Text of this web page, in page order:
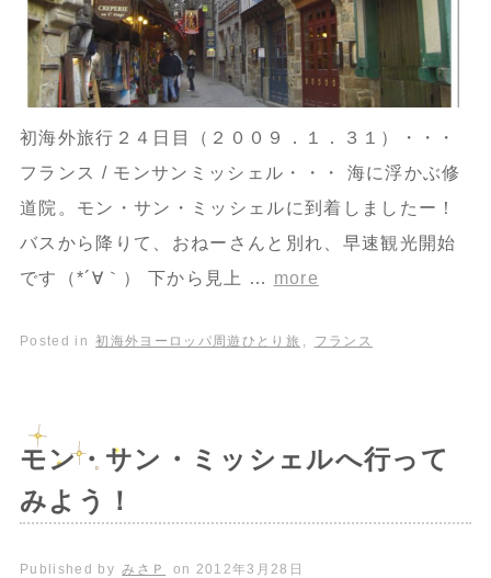
初海外旅行２４日目（２００９．１．３１）・・・
フランス / モンサンミッシェル・・・ 海に浮かぶ修
道院。モン・サン・ミッシェルに到着しましたー！
バスから降りて、おねーさんと別れ、早速観光開始
です（*´∀｀） 下から見上 … more
Posted in 初海外ヨーロッパ周遊ひとり旅 フランス
モン・サン・ミッシェルへ行って
みよう！
Published by みさＰ on 2012年3月28日